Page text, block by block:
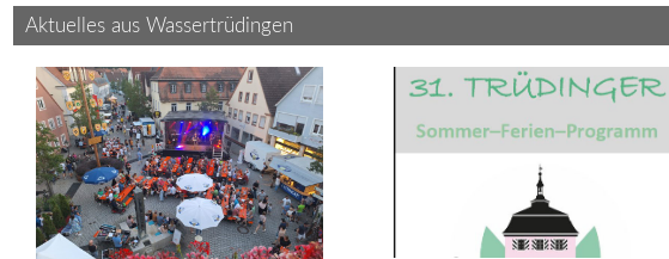
Aktuelles aus Wassertrüdingen